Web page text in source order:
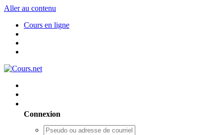
Aller au contenu
Cours en ligne
Connexion